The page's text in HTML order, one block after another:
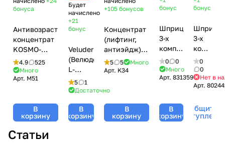
бонуса
Антивозрастной
концентрат
KOSMO-
DMAE 3%
(лифтинг,
увлажнение)
Kosmoteros
(Космотерос),
6 мл для
мезороллеров
4.9
525
Много
Арт. M51
В
корзину
Будет
начислено
+21
бонус
Veluderm
(Велюдерм)
L-
Carnitine,
L-
10%,
(антицеллюлитный,
5
1
Достаточно
В
корзину
+105 бонусов
Концентрат
(лифтинг,
антиэйдж) с
коэнзимом
Q10 и
KOSMO-
мезороллеров,
Kosmoteros
5 5
Много
Арт. K34
В
корзину
бонус
Шприц
3-х
компонентный
туберкулин,
1 мл (с
иглой
12
мм)),
0
0
Много
Арт.831359
В
корзину
бонус
Шприц
3-х
2мл
(с
иглой
23G
х 30
мм)),
0
0
Нет в
Арт.
Сообщить о
Статьи